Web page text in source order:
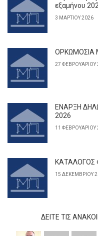
εξαμήνου
3 ΜΑΡΤΊΟΥ 2026
ΟΡΚΩΜΟΣΙΑ
27 ΦΕΒΡΟΥΑΡΊΟΥ
ΕΝΑΡΞΗ
2026
11 ΦΕΒΡΟΥΑΡΊΟΥ
ΚΑΤΑΛΟΓΟΣ
15 ΔΕΚΕΜΒΡΊΟΥ
ΔΕΊΤΕ ΤΙΣ